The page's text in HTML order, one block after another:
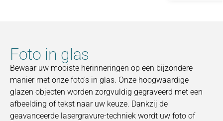
Foto in glas
Bewaar uw mooiste herinneringen op een bijzondere
manier met onze foto’s in glas. Onze hoogwaardige
glazen objecten worden zorgvuldig gegraveerd met een
afbeelding of tekst naar uw keuze. Dankzij de
geavanceerde lasergravure-techniek wordt uw foto of